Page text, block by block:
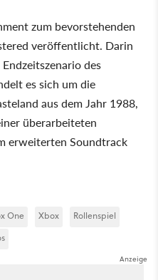
zum bevorstehenden
veröffentlicht. Darin
des
es sich um die
aus dem Jahr 1988,
überarbeiteten
erweiterten Soundtrack
One Xbox
Rollenspiel